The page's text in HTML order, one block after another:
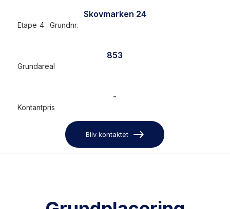
Skovmarken 24
Etape 4 Grundnr.
853
Grundareal
-
Kontantpris
Bliv kontaktet